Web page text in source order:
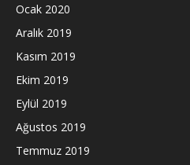
Ocak 2020
Aralık 2019
Kasım 2019
Ekim 2019
Eylül 2019
Ağustos 2019
Temmuz 2019